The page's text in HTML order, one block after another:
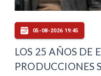
05-08-2026 19:45
LOS 25 AÑOS DE
PRODUCCIONES